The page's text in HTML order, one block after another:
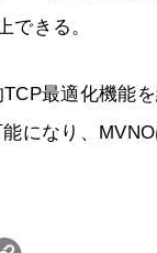
できる。
最適化機能
になり、